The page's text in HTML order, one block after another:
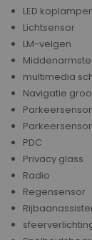
LED
Lichtsensor
LM-velgen
multimedia
Navigatie
PDC
Privacy glass
Radio
Regensensor